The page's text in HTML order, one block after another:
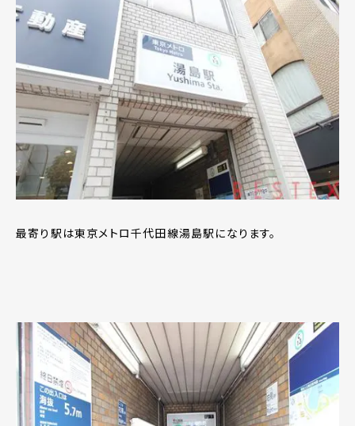
最寄り駅は東京メトロ千代田線湯島駅になります。